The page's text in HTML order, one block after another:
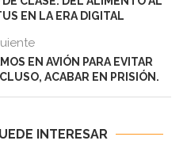
EN LA ERA DIGITAL
EN AVIÓN PARA EVITAR
ACABAR EN PRISIÓN.
INTERESAR